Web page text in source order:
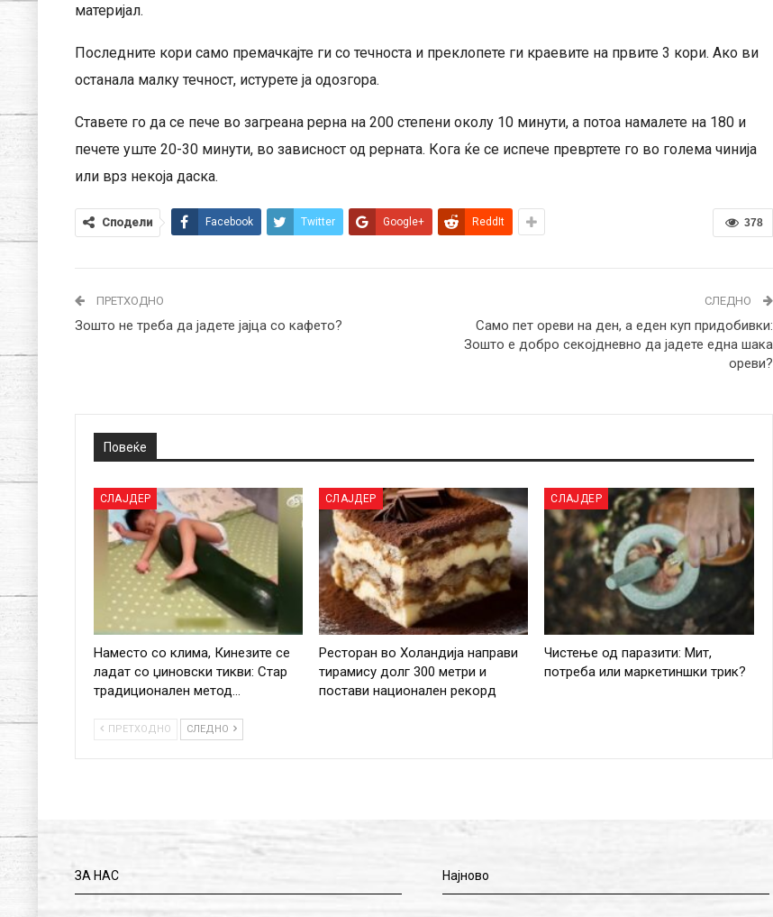
материјал.
Последните кори само премачкајте ги со течноста и преклопете ги краевите на првите 3 кори. Ако ви
останала малку течност, истурете ја одозгора.
Ставете го да се пече во загреана рерна на 200 степени околу 10 минути, а потоа намалете на 180 и
печете уште 20-30 минути, во зависност од рерната. Кога ќе се испече превртете го во голема чинија
или врз некоја даска.
378
Сподели Facebook Twitter Google+ ReddIt
ПРЕТХОДНО
Зошто не треба да јадете јајца со кафето?
СЛЕДНО
Само пет ореви на ден, а еден куп придобивки:
Зошто е добро секојдневно да јадете една шака
ореви?
Повеќе
СЛАЈДЕР
Наместо со клима, Кинезите се
ладат со џиновски тикви: Стар
традиционален метод…
СЛАЈДЕР
Ресторан во Холандија направи
тирамису долг 300 метри и
постави национален рекорд
СЛАЈДЕР
Чистење од паразити: Мит,
потреба или маркетиншки трик?
ПРЕТХОДНО СЛЕДНО
ЗА НАС Најново